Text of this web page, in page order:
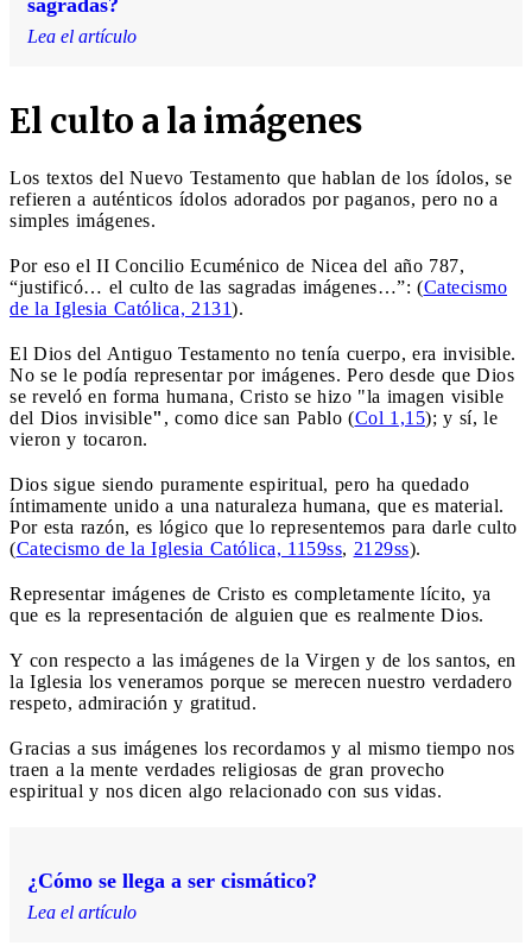
Lea el artículo
El culto a la imágenes
Los textos del Nuevo Testamento que hablan de los ídolos, se
refieren a auténticos ídolos adorados por paganos, pero no a
simples imágenes.
Por eso el II Concilio Ecuménico de Nicea del año 787,
“justificó… el culto de las sagradas imágenes…”: (Catecismo
de la Iglesia Católica, 2131).
El Dios del Antiguo Testamento no tenía cuerpo, era invisible.
No se le podía representar por imágenes. Pero desde que Dios
se reveló en forma humana, Cristo se hizo "la imagen visible
del Dios invisible" , como dice san Pablo (Col 1,15); y sí, le
vieron y tocaron.
Dios sigue siendo puramente espiritual, pero ha quedado
íntimamente unido a una naturaleza humana, que es material.
Por esta razón, es lógico que lo representemos para darle culto
(Catecismo de la Iglesia Católica, 1159ss, 2129ss).
Representar imágenes de Cristo es completamente lícito, ya
que es la representación de alguien que es realmente Dios.
Y con respecto a las imágenes de la Virgen y de los santos, en
la Iglesia los veneramos porque se merecen nuestro verdadero
respeto, admiración y gratitud.
Gracias a sus imágenes los recordamos y al mismo tiempo nos
traen a la mente verdades religiosas de gran provecho
espiritual y nos dicen algo relacionado con sus vidas.
¿Cómo se llega a ser cismático?
Lea el artículo